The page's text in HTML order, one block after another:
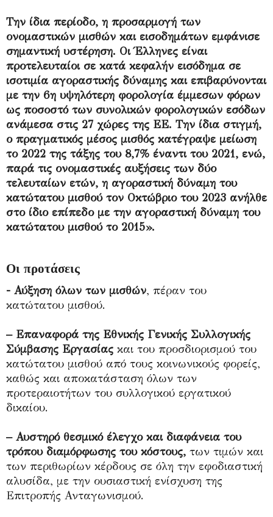
Την ίδια περίοδο, η προσαρμογή των
ονομαστικών μισθών και εισοδημάτων εμφάνισε
σημαντική υστέρηση. Οι Έλληνες είναι
προτελευταίοι σε κατά κεφαλήν εισόδημα σε
ισοτιμία αγοραστικής δύναμης και επιβαρύνονται
με την 6η υψηλότερη φορολογία έμμεσων φόρων
ως ποσοστό των συνολικών φορολογικών εσόδων
ανάμεσα στις 27 χώρες της ΕΕ. Την ίδια στιγμή,
ο πραγματικός μέσος μισθός κατέγραψε μείωση
το 2022 της τάξης του 8,7% έναντι του 2021, ενώ,
παρά τις ονομαστικές αυξήσεις των δύο
τελευταίων ετών, η αγοραστική δύναμη του
κατώτατου μισθού τον Οκτώβριο του 2023 ανήλθε
στο ίδιο επίπεδο με την αγοραστική δύναμη του
κατώτατου μισθού το 2015».
Οι προτάσεις
- Αύξηση όλων των μισθών, πέραν του
κατώτατου μισθού.
– Επαναφορά της Εθνικής Γενικής Συλλογικής
Σύμβασης Εργασίας και του προσδιορισμού του
κατώτατου μισθού από τους κοινωνικούς φορείς,
καθώς και αποκατάσταση όλων των
προτεραιοτήτων του συλλογικού εργατικού
δικαίου.
– Αυστηρό θεσμικό έλεγχο και διαφάνεια του
τρόπου διαμόρφωσης του κόστους, των τιμών και
των περιθωρίων κέρδους σε όλη την εφοδιαστική
αλυσίδα, με την ουσιαστική ενίσχυση της
Επιτροπής Ανταγωνισμού.